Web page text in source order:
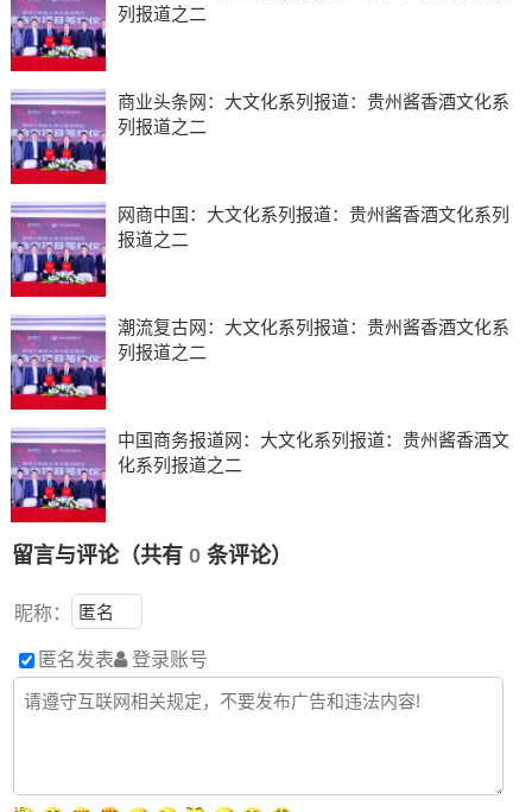
列报道之二
商业头条网：大文化系列报道：贵州酱香酒文化系
列报道之二
网商中国：大文化系列报道：贵州酱香酒文化系列
报道之二
潮流复古网：大文化系列报道：贵州酱香酒文化系
列报道之二
中国商务报道网：大文化系列报道：贵州酱香酒文
化系列报道之二
留言与评论（共有 0条评论）
昵称：
匿名发表 登录账号